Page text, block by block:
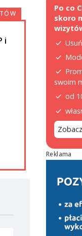
i
Po co
skoro
swoim
od
Reklama